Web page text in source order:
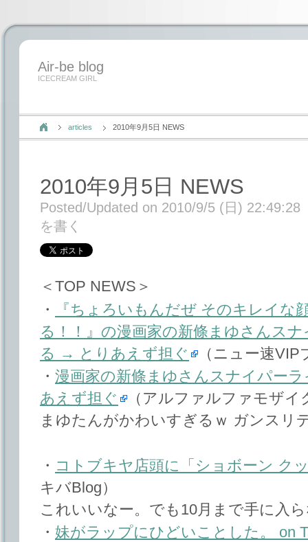
Air-be blog
ICECREAM GIRL
articles 2010年9月5日 NEWS
2010年9月5日 NEWS
Posted/Updated on 2010/9/5 (日) 22:49:28
を書く
＜TOP NEWS＞
・
『ちょろいもんだぜ そのキレイな
る！！』の漫画家の新條まゆさんス
る → とりあえず担ぐ
（ニュー速
・ 漫画家の新條まゆさんスナイパー
あえず担ぐ
（アルファルファモザイ
まゆたんがかわいすぎるｗ ガンスリ
・ コトブキヤ店頭に「ショボーン ク
キバBlog）
これいいなー。でも10月まで手に入
・ 妹がラップにひどいことした。 on